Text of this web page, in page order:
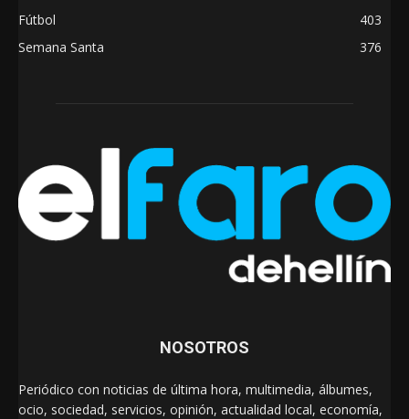
Fútbol
403
Semana Santa
376
NOSOTROS
Periódico con noticias de última hora, multimedia, álbumes,
ocio, sociedad, servicios, opinión, actualidad local, economía,